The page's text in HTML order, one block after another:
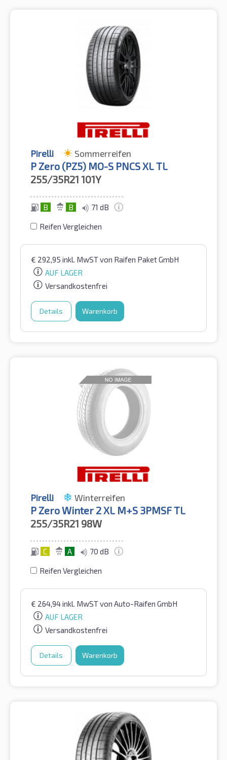
Pirelli Sommerreifen
P Zero (PZ5) MO-S PNCS XL TL
255/35R21 101Y
B B 71 dB
Reifen Vergleichen
€ 292,95 inkl. MwSTvon Raifen Paket GmbH
AUF LAGER
Versandkostenfrei
Details Warenkorb
Pirelli Winterreifen
P Zero Winter 2 XL M+S 3PMSF TL
255/35R21 98W
C A 70 dB
Reifen Vergleichen
€ 264,94inkl. MwSTvon Auto-Raifen GmbH
AUF LAGER
Versandkostenfrei
Details Warenkorb